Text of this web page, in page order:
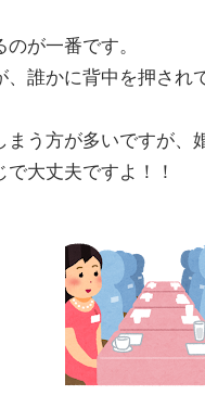
が一番です。
誰かに背中を押さ
う方が多いですが、
大丈夫ですよ！！